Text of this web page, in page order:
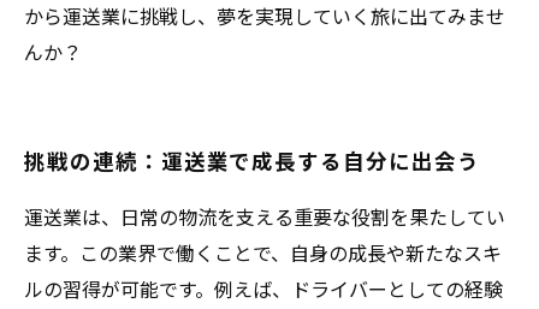
から運送業に挑戦し、夢を実現していく旅に出てみませ
んか？
挑戦の連続：運送業で成長する自分に出会う
運送業は、日常の物流を支える重要な役割を果たしてい
ます。この業界で働くことで、自身の成長や新たなスキ
ルの習得が可能です。例えば、ドライバーとしての経験